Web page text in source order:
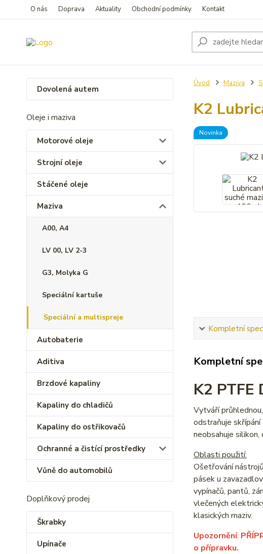
O nás Doprava Aktuality Obchodní podmínky Kontakt
Dovolená autem
Oleje i maziva
Motorové oleje
Strojní oleje
Stáčené oleje
Maziva
A00, A4
LV 00, LV 2-3
G3, Molyka G
Speciální kartuše
Speciální a multispreje
Autobaterie
Aditiva
Brzdové kapaliny
Kapaliny do chladičů
Kapaliny do ostřikovačů
Ochranné a čistící prostředky
Vůně do automobilů
Doplňkový prodej
Škrabky
Upínače
Úvod Maziva
K2
Novinka
Kompletní
Kompletní
K2 PTFE
Vytváří
odstraňuje
neobsahuje
Oblasti použití:
Ošetřování
pásek u
vypínačů, pantů,
vlečených
klasických maziv.
Upozornění:
o přípravku.